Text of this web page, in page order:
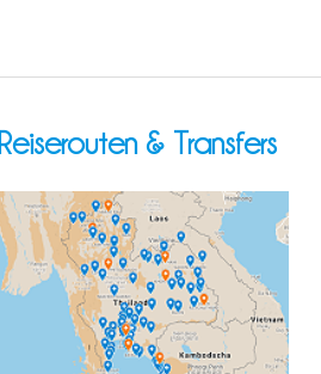
Reiserouten & Transfers